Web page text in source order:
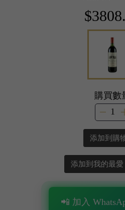
購買數
添加到購
添加到我的最愛
📲 加入